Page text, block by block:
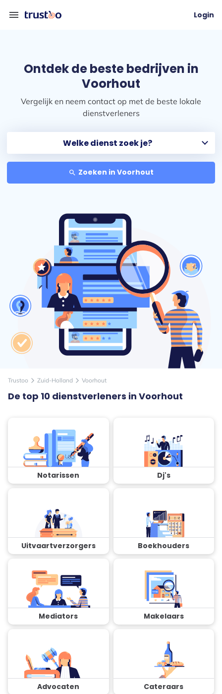
menu Login
Ontdek de beste bedrijven in
Voorhout
Vergelijk en neem contact op met de beste lokale
dienstverleners
search Zoeken in Voorhout
Trustoo arrow_forward_ios Zuid-Holland arrow_forward_ios Voorhout
De top 10 dienstverleners in Voorhout
Notarissen Dj's
Uitvaartverzorgers Boekhouders
Mediators Makelaars
Advocaten Cateraars